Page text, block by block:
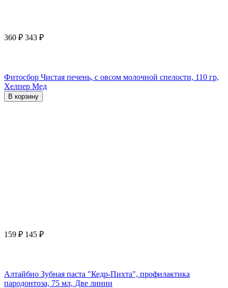
360 ₽ 343 ₽
Фитосбор Чистая печень, с овсом молочной спелости, 110 гр,
Хелпер Мед
В корзину
159 ₽ 145 ₽
Алтайбио Зубная паста "Кедр-Пихта", профилактика
пародонтоза, 75 мл, Две линии